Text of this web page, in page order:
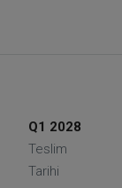
Q1 2028
Teslim
Tarihi